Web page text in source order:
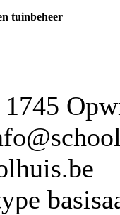
tuinbeheer
1745